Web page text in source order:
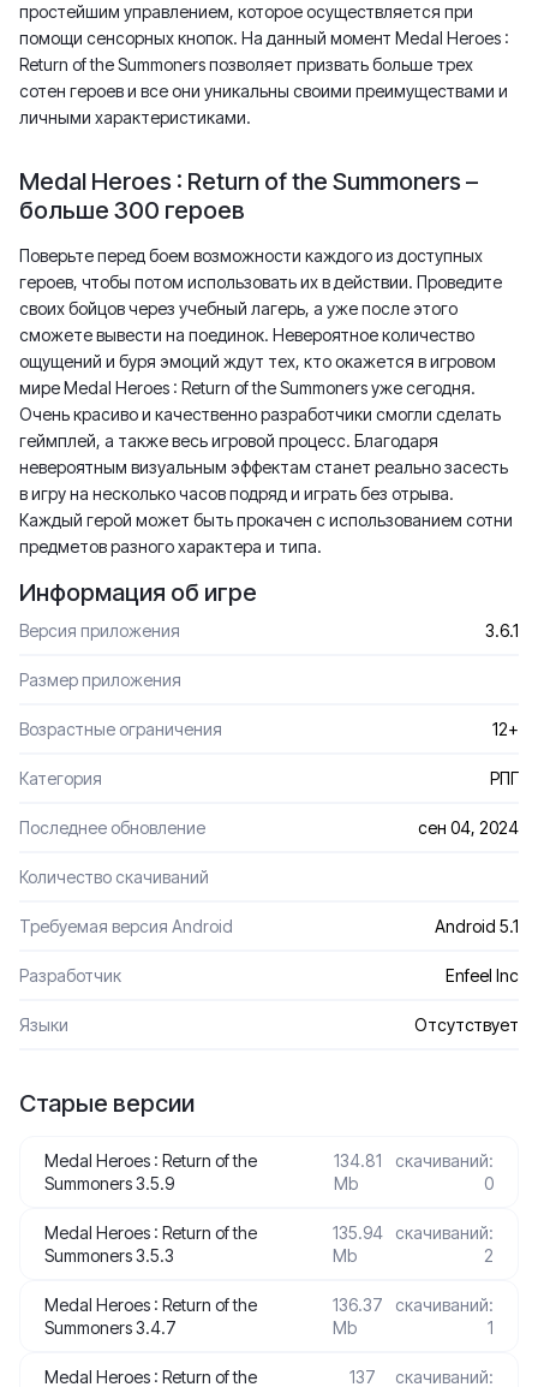
простейшим управлением, которое осуществляется при
помощи сенсорных кнопок. На данный момент Medal Heroes :
Return of the Summoners позволяет призвать больше трех
сотен героев и все они уникальны своими преимуществами и
личными характеристиками.
Medal Heroes : Return of the Summoners –
больше 300 героев
Поверьте перед боем возможности каждого из доступных
героев, чтобы потом использовать их в действии. Проведите
своих бойцов через учебный лагерь, а уже после этого
сможете вывести на поединок. Невероятное количество
ощущений и буря эмоций ждут тех, кто окажется в игровом
мире Medal Heroes : Return of the Summoners уже сегодня.
Очень красиво и качественно разработчики смогли сделать
геймплей, а также весь игровой процесс. Благодаря
невероятным визуальным эффектам станет реально засесть
в игру на несколько часов подряд и играть без отрыва.
Каждый герой может быть прокачен с использованием сотни
предметов разного характера и типа.
Информация об игре
Версия приложения 3.6.1
Размер приложения
Возрастные ограничения 12+
Категория РПГ
Последнее обновление сен 04, 2024
Количество скачиваний
Требуемая версия Android Android 5.1
Разработчик Enfeel Inc
Языки Отсутствует
Старые версии
Medal Heroes : Return of the
Summoners 3.5.9
134.81
Mb
скачиваний:
0
Medal Heroes : Return of the
Summoners 3.5.3
135.94
Mb
скачиваний:
2
Medal Heroes : Return of the
Summoners 3.4.7
136.37
Mb
скачиваний:
1
Medal Heroes : Return of the 137 скачиваний: